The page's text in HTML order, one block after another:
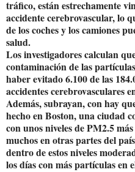
tráfico, están estrechamente
accidente cerebrovascular, lo
de los coches y los camiones
salud.
Los investigadores calculan
contaminación de las
haber evitado 6.100 de las
accidentes cerebrovasculares
Además, subrayan, con hay
hecho en Boston, una ciudad
con unos niveles de PM2.5
muchos en otras partes del
dentro de estos niveles
los días con más partículas en